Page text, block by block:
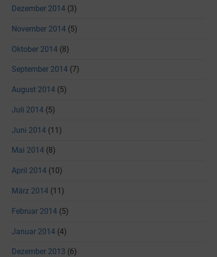
Dezember 2014 (3)
November 2014 (5)
Oktober 2014 (8)
September 2014 (7)
August 2014 (5)
Juli 2014 (5)
Juni 2014 (11)
Mai 2014 (8)
April 2014 (10)
März 2014 (11)
Februar 2014 (5)
Januar 2014 (4)
Dezember 2013 (6)